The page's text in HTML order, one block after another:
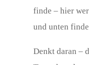
finde – hier
und unten
Denkt daran –